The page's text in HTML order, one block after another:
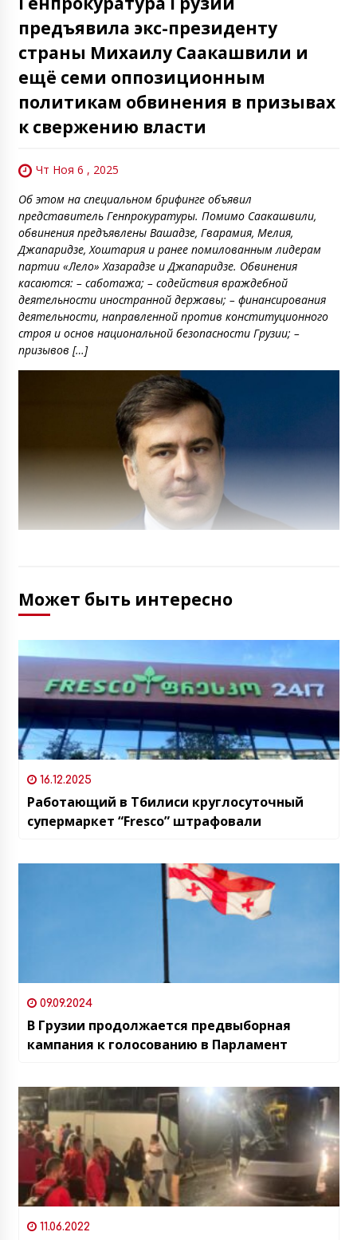
предъявила экс-президенту
страны Михаилу Саакашвили и
ещё семи оппозиционным
политикам обвинения в призывах
к свержению власти
Чт Ноя 6 , 2025
Об этом на специальном брифинге объявил
представитель Генпрокуратуры. Помимо Саакашвили,
обвинения предъявлены Вашадзе, Гварамия, Мелия,
Джапаридзе, Хоштария и ранее помилованным лидерам
партии «Лело» Хазарадзе и Джапаридзе. Обвинения
касаются: – саботажа; – содействия враждебной
деятельности иностранной державы; – финансирования
деятельности, направленной против конституционного
строя и основ национальной безопасности Грузии; –
призывов […]
Может быть интересно
16.12.2025
Работающий в Тбилиси круглосуточный
супермаркет “Fresco” штрафовали
09.09.2024
В Грузии продолжается предвыборная
кампания к голосованию в Парламент
11.06.2022